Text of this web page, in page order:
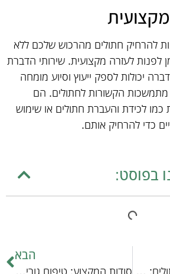
להרחיק חתולים מהרכוש שלכם ללא
לפנות לעזרה מקצועית. שירותי הדברת
יכולות לספק ייעוץ וסיוע מומחה
הקשורות לחתולים. הם
כמו לכידת והעברת חתולים או שימוש
כדי להרחיק אותם.
בפוסט:
המומחה בתזונת חתולים: מה חתולים אוכלים?
הבא
סודות המקצוע: טיפוח גורי חתולים מהא' עד הת'